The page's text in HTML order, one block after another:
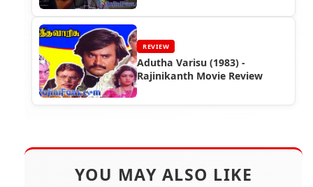
REVIEW
Adutha Varisu (1983) -
Rajinikanth Movie Review
YOU MAY ALSO LIKE